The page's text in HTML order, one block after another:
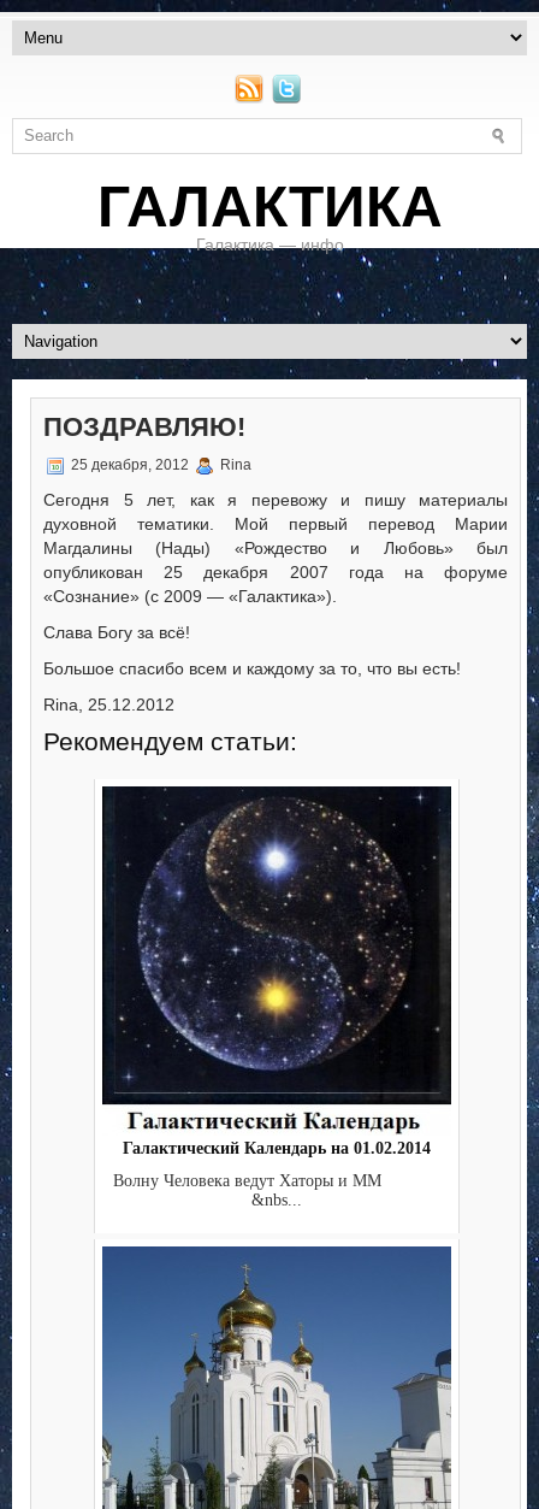
ГАЛАКТИКА
Галактика — инфо
ПОЗДРАВЛЯЮ!
25 декабря, 2012 Rina
Сегодня 5 лет, как я перевожу и пишу материалы
духовной тематики. Мой первый перевод Марии
Магдалины (Нады) «Рождество и Любовь» был
опубликован 25 декабря 2007 года на форуме
«Сознание» (c 2009 — «Галактика»).
Слава Богу за всё!
Большое спасибо всем и каждому за то, что вы есть!
Rina, 25.12.2012
Рекомендуем статьи:
Галактический Календарь на 01.02.2014
Волну Человека ведут Хаторы и ММ
&nbs...